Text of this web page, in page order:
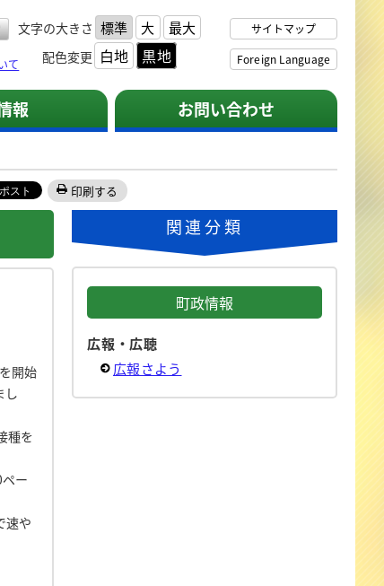
文字の大きさ 標準 大 最大
配色変更 白地 黒地
サイトマップ
Foreign Language
て
報 お問い合わせ
印刷する
開始
し
種を
ー
速や
関連分類
町政情報
広報・広聴
広報さよう